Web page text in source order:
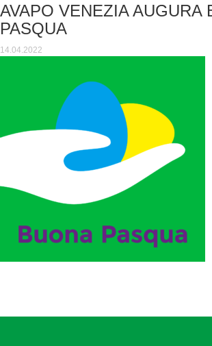
AVAPO VENEZIA AUGURA
PASQUA
14.04.2022